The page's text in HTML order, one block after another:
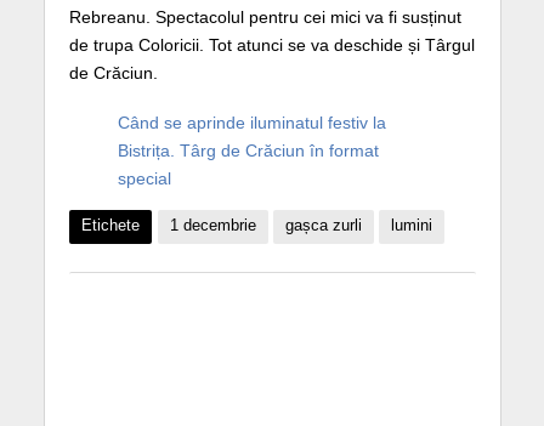
Rebreanu. Spectacolul pentru cei mici va fi susținut
de trupa Coloricii. Tot atunci se va deschide și Târgul
de Crăciun.
Când se aprinde iluminatul festiv la
Bistrița. Târg de Crăciun în format
special
Etichete 1 decembrie gașca zurli lumini